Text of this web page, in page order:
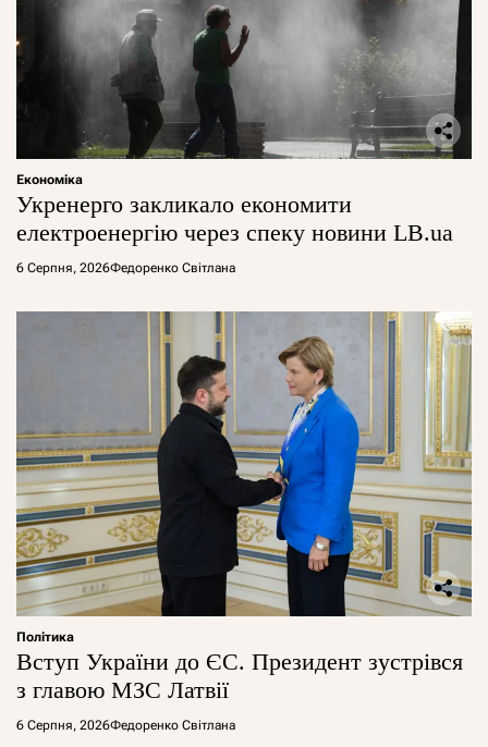
Економіка
Укренерго закликало економити
електроенергію через спеку новини LB.ua
6 Серпня, 2026Федоренко Світлана
Політика
Вступ України до ЄС. Президент зустрівся
з главою МЗС Латвії
6 Серпня, 2026Федоренко Світлана